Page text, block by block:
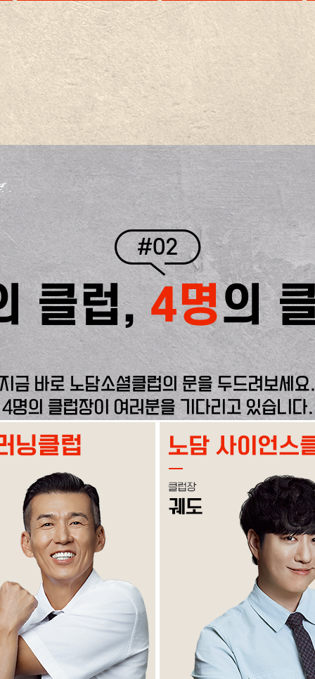
#02
클럽,4명의
지금 바로 노담소셜클럽의 문을 두드려보세요.
4명의 클럽장이 여러분을 기다리고 있습니다.